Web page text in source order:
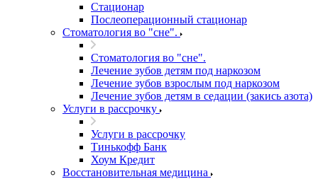
Стационар
Послеоперационный стационар
Стоматология во "сне".
Стоматология во "сне".
Лечение зубов детям под наркозом
Лечение зубов взрослым под наркозом
Лечение зубов детям в седации (закись азота)
Услуги в рассрочку
Услуги в рассрочку
Тинькофф Банк
Хоум Кредит
Восстановительная медицина